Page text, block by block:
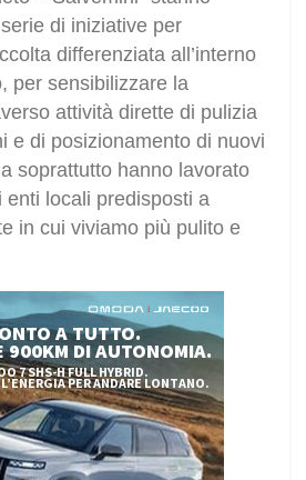
di iniziative per
differenziata all’interno
per sensibilizzare la
attività dirette di pulizia
e di posizionamento di nuovi
soprattutto hanno lavorato
enti locali predisposti a
in cui viviamo più pulito e